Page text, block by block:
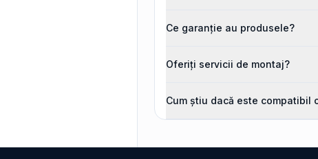
Ce garanție au produsele?
Oferiți servicii de montaj?
Cum știu dacă este compatibil